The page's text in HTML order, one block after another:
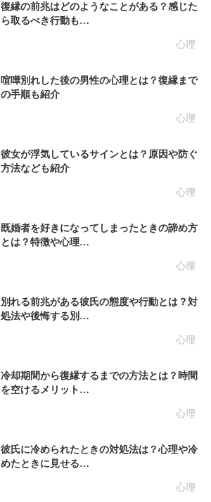
心理
復縁の前兆はどのようなことがある？感じた
ら取るべき行動も…
心理
喧嘩別れした後の男性の心理とは？復縁まで
の手順も紹介
心理
彼女が浮気しているサインとは？原因や防ぐ
方法なども紹介
心理
既婚者を好きになってしまったときの諦め方
とは？特徴や心理…
心理
別れる前兆がある彼氏の態度や行動とは？対
処法や後悔する別…
心理
冷却期間から復縁するまでの方法とは？時間
を空けるメリット…
心理
彼氏に冷められたときの対処法は？心理や冷
めたときに見せる…